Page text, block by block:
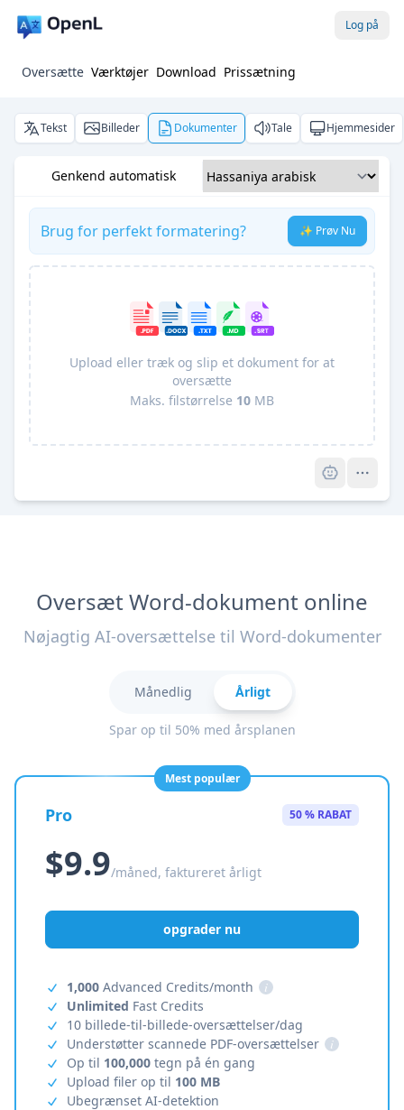
Log på
Oversætte Værktøjer Download Prissætning
Tekst Billeder Dokumenter Tale Hjemmesider
Genkend automatisk
Brug for perfekt formatering? ✨ Prøv Nu
Upload eller træk og slip et dokument for at
oversætte
Maks. filstørrelse 10 MB
Oversæt Word-dokument online
Nøjagtig AI-oversættelse til Word-dokumenter
Månedlig Årligt
Spar op til 50% med årsplanen
Mest populær
Pro 50 % RABAT
$9.9/måned, faktureret årligt
opgrader nu
1,000 Advanced Credits/month
i
Unlimited Fast Credits
10 billede-til-billede-oversættelser/dag
Understøtter scannede PDF-oversættelser
i
Op til 100,000 tegn på én gang
Upload filer op til 100 MB
Ubegrænset AI-detektion